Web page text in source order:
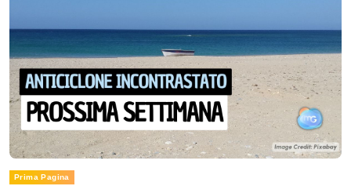
Prima Pagina